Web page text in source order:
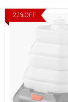
22%OFF